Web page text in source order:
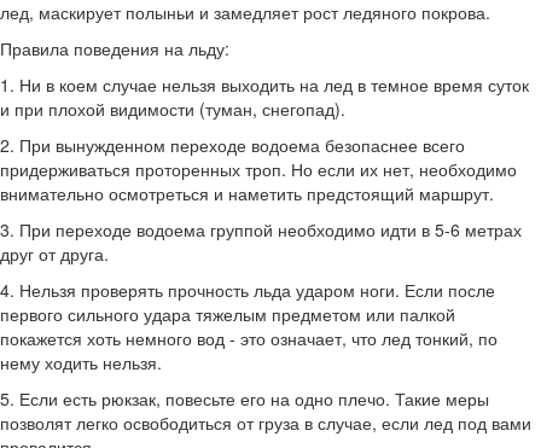
лед, маскирует полыньи и замедляет рост ледяного покрова.
Правила поведения на льду:
1. Ни в коем случае нельзя выходить на лед в темное время суток
и при плохой видимости (туман, снегопад).
2. При вынужденном переходе водоема безопаснее всего
придерживаться проторенных троп. Но если их нет, необходимо
внимательно осмотреться и наметить предстоящий маршрут.
3. При переходе водоема группой необходимо идти в 5-6 метрах
друг от друга.
4. Нельзя проверять прочность льда ударом ноги. Если после
первого сильного удара тяжелым предметом или палкой
покажется хоть немного вод - это означает, что лед тонкий, по
нему ходить нельзя.
5. Если есть рюкзак, повесьте его на одно плечо. Такие меры
позволят легко освободиться от груза в случае, если лед под вами